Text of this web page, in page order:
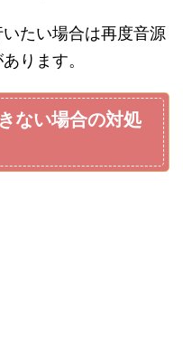
たい場合は再度音源
ります。
ない場合の対処